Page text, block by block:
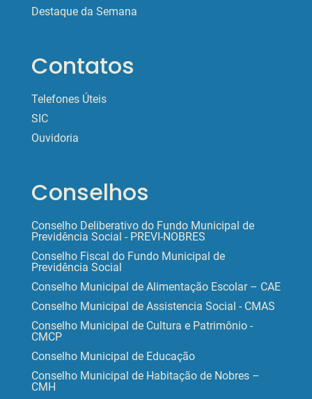
Destaque da Semana
Contatos
Telefones Úteis
SIC
Ouvidoria
Conselhos
Conselho Deliberativo do Fundo Municipal de
Previdência Social - PREVI-NOBRES
Conselho Fiscal do Fundo Municipal de
Previdência Social
Conselho Municipal de Alimentação Escolar – CAE
Conselho Municipal de Assistencia Social - CMAS
Conselho Municipal de Cultura e Patrimônio -
CMCP
Conselho Municipal de Educação
Conselho Municipal de Habitação de Nobres –
CMH